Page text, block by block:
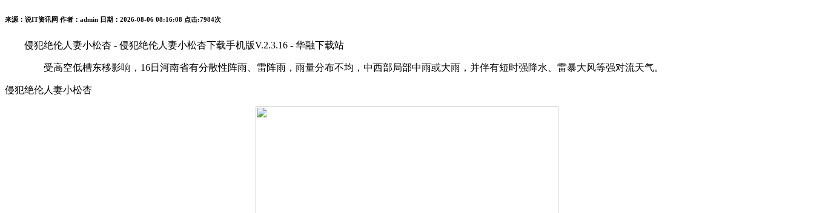
来源：说IT资讯网 作者：admin 日期：2026-08-06 08:16:08 点击:7984次
侵犯绝伦人妻小松杏 - 侵犯绝伦人妻小松杏下载手机版V.2.3.16 - 华融下载站
受高空低槽东移影响，16日河南省有分散性阵雨、雷阵雨，雨量分布不均，中西部局部中雨或大雨，并伴有短时强降水、雷暴大风等强对流天气。
侵犯绝伦人妻小松杏